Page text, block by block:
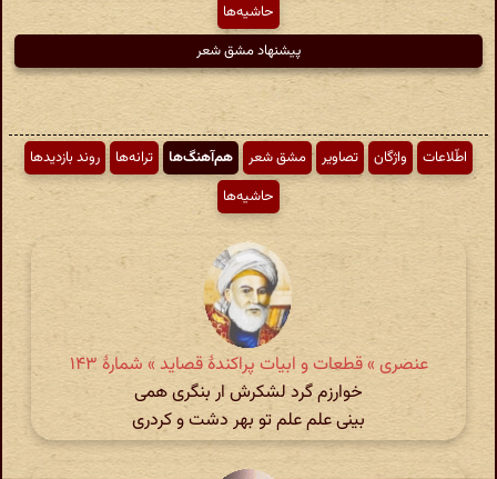
حاشیه‌ها
پیشنهاد مشق شعر
اطّلاعات واژگان تصاویر مشق شعر هم‌آهنگ‌ها ترانه‌ها
روند بازدیدها
حاشیه‌ها
عنصری » قطعات و ابیات پراکندهٔ قصاید » شمارهٔ ۱۴۳
خوارزم گرد لشکرش ار بنگری همی
بینی علم علم تو بهر دشت و کردری